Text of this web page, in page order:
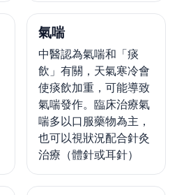
氣喘
中醫認為氣喘和「痰
飲」有關，天氣寒冷會
使痰飲加重，可能導致
氣喘發作。臨床治療氣
喘多以口服藥物為主，
也可以視狀況配合針灸
治療（體針或耳針）